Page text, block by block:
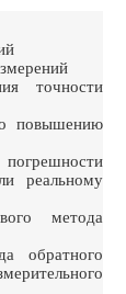
точности
повышению
реальному
метода
обратного